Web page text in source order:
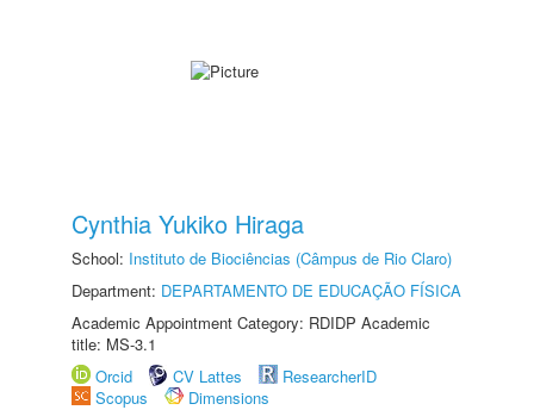
Cynthia Yukiko Hiraga
School: Instituto de Biociências (Câmpus de Rio Claro)
Department: DEPARTAMENTO DE EDUCAÇÃO FÍSICA
Academic Appointment Category: RDIDP Academic
title: MS-3.1
Orcid
CV Lattes
ResearcherID
Scopus
Dimensions